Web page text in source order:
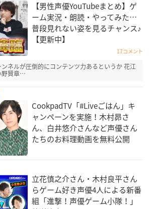
【男性声優YouTubeまとめ】ゲ
ーム実況・朗読・やってみた…
普段見れない姿を見るチャンス♪
【更新中】
17コメント
ネルが圧倒的にコンテンツ力あるというか 花江
野賢章…
CookpadTV「#Liveごはん」キ
ャンペーンを実施！木村昴さ
ん、白井悠介さんなど声優さん
たちのお料理動画を無料公開
立花慎之介さん・木村良平さん
らゲーム好き声優4人による新番
組「進撃！声優ゲーム小隊！」